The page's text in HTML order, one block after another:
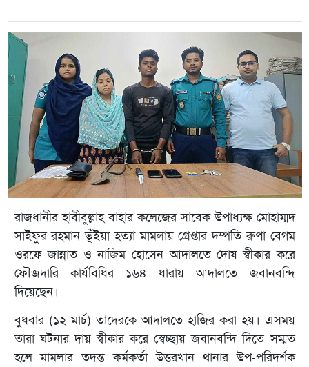
রাজধানীর হাবীবুল্লাহ বাহার কলেজের সাবেক উপাধ্যক্ষ মোহাম্মদ
সাইফুর রহমান ভূঁইয়া হত্যা মামলায় গ্রেপ্তার দম্পতি রুপা বেগম
ওরফে জান্নাত ও নাজিম হোসেন আদালতে দোষ স্বীকার করে
ফৌজদারি কার্যবিধির ১৬৪ ধারায় আদালতে জবানবন্দি
দিয়েছেন।
বুধবার (১২ মার্চ) তাদেরকে আদালতে হাজির করা হয়। এসময়
তারা ঘটনার দায় স্বীকার করে স্বেচ্ছায় জবানবন্দি দিতে সম্মত
হলে মামলার তদন্ত কর্মকর্তা উত্তরখান থানার উপ-পরিদর্শক